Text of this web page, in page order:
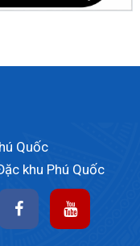
Quốc
khu Phú Quốc